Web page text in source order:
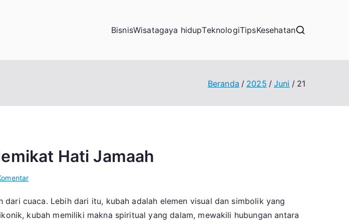
BisnisWisatagaya hidupTeknologiTipsKesehatan
Beranda 2025 Juni 21
Hati Jamaah
pada
Desain
Kubah
cuaca. Lebih dari itu, kubah adalah elemen visual dan simbolik yang
kubah memiliki makna spiritual yang dalam, mewakili hubungan antara